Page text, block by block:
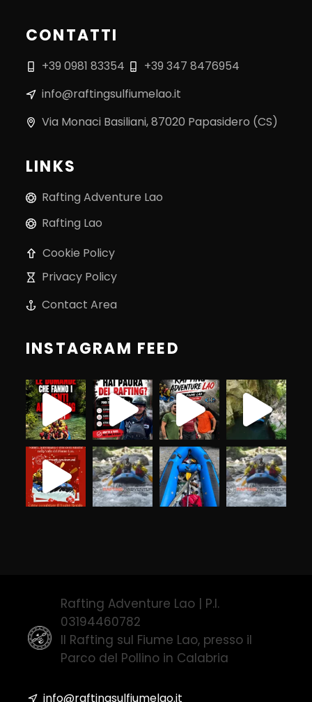
CONTATTI
+39 0981 83354
+39 347 8476954
info@raftingsulfiumelao.it
Via Monaci Basiliani, 87020 Papasidero (CS)
LINKS
Rafting Adventure Lao
Rafting Lao
Cookie Policy
Privacy Policy
Contact Area
INSTAGRAM FEED
Rafting Adventure Lao | P.I.
03194460782
Il Rafting sul Fiume Lao, presso il
Parco del Pollino in Calabria
info@raftingsulfiumelao.it